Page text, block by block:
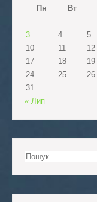
Пн
Вт
3
4 5
10
11 12
17
18 19
24
25 26
31
« Лип